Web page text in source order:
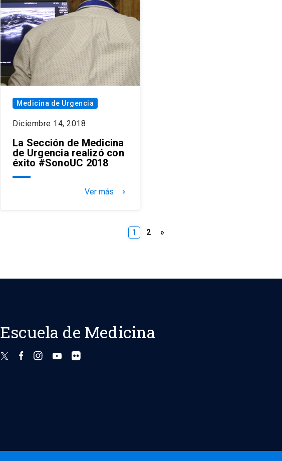
Medicina de Urgencia
Diciembre 14, 2018
La Sección de Medicina
de Urgencia realizó con
éxito #SonoUC 2018
Ver más keyboard_arrow_right
Paginación
1 2 »
Escuela de Medicina